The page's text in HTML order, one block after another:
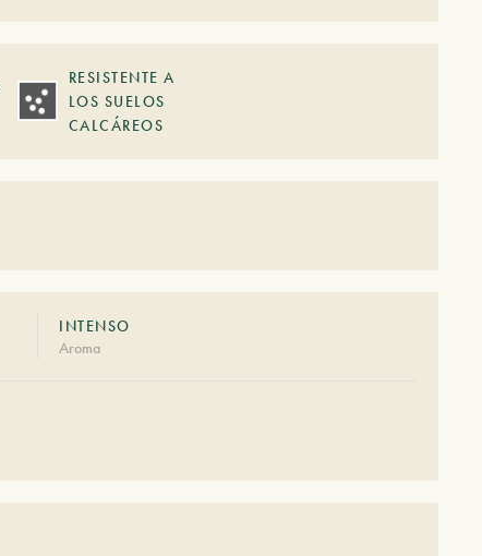
RESISTENTE A
LOS SUELOS
CALCÁREOS
INTENSO
Aroma